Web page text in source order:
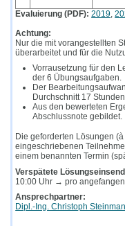
Evaluierung (PDF): 2019,
Achtung:
Nur die mit vorangestellten
überarbeitet und für die
Vorrausetzung für den
der 6 Übungsaufgaben.
Der
Durchschnitt 17
Aus den bewerteten
Abschlussnote gebildet.
Die geforderten Lösungen
eingeschriebenen
einem benannten Termin
Verspätete
10:00 Uhr → pro
Ansprechpartner:
Dipl.-Ing. Christoph